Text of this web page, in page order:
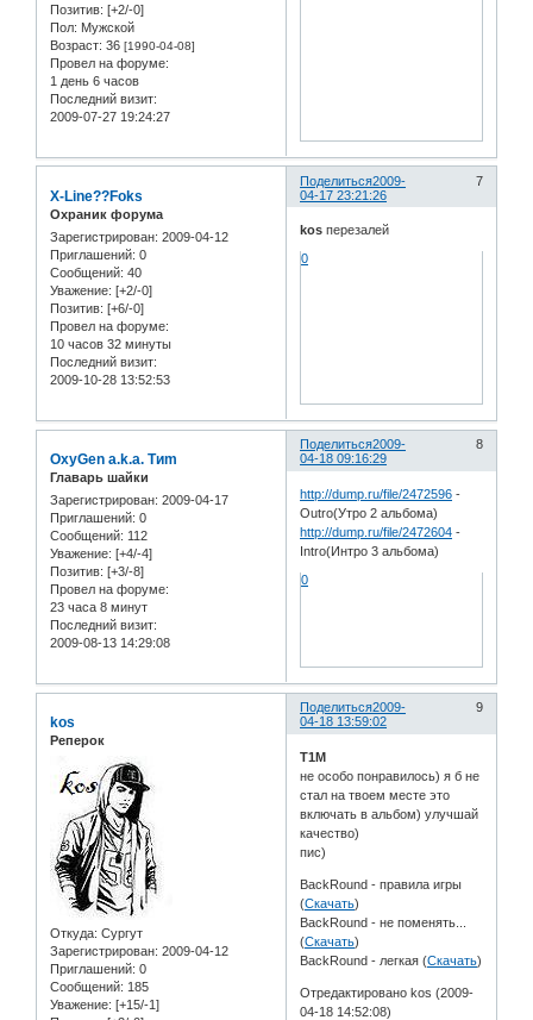
Позитив: [+2/-0]
Пол: Мужской
Возраст: 36 [1990-04-08]
Провел на форуме:
1 день 6 часов
Последний визит:
2009-07-27 19:24:27
Поделиться 7
2009-
04-17 23:21:26
X-Line??Foks
Охраник форума
Зарегистрирован: 2009-04-12
Приглашений: 0
Сообщений: 40
Уважение: [+2/-0]
Позитив: [+6/-0]
Провел на форуме:
10 часов 32 минуты
Последний визит:
2009-10-28 13:52:53
kos перезалей
0
Поделиться 8
2009-
04-18 09:16:29
OxyGen a.k.a. Tиm
Главарь шайки
Зарегистрирован: 2009-04-17
Приглашений: 0
Сообщений: 112
Уважение: [+4/-4]
Позитив: [+3/-8]
Провел на форуме:
23 часа 8 минут
Последний визит:
2009-08-13 14:29:08
http://dump.ru/file/2472596 -
Outro(Утро 2 альбома)
http://dump.ru/file/2472604 -
Intro(Интро 3 альбома)
0
Поделиться 9
2009-
04-18 13:59:02
kos
Реперок
Откуда: Сургут
Зарегистрирован: 2009-04-12
Приглашений: 0
Сообщений: 185
Уважение: [+15/-1]
T1M
не особо понравилось) я б не
стал на твоем месте это
включать в альбом) улучшай
качество)
пис)
BackRound - правила игры
(Скачать)
BackRound - не поменять...
(Скачать)
BackRound - легкая (Скачать)
Отредактировано kos (2009-
04-18 14:52:08)